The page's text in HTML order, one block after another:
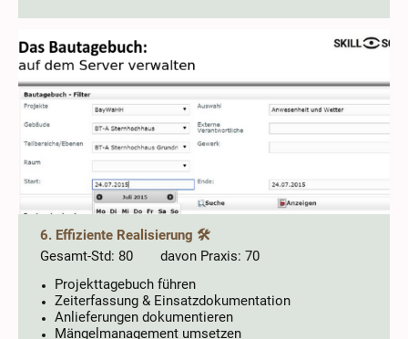
6. Effiziente Realisierung 🛠️
Gesamt-Std: 80 davon Praxis: 70
Projekttagebuch führen
Zeiterfassung & Einsatzdokumentation
Anlieferungen dokumentieren
Mängelmanagement umsetzen